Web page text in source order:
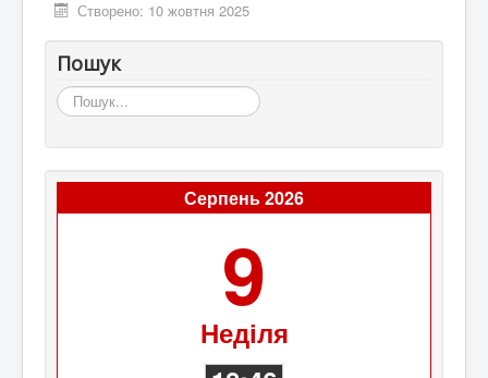
Створено: 10 жовтня 2025
Пошук
Пошук...
Серпень 2026
9
Неділя